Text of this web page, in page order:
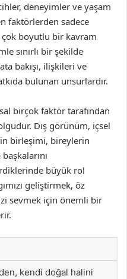
deneyimler ve yaşam
faktörlerden sadece
çok boyutlu bir kavram
sınırlı bir şekilde
bakışı, ilişkileri ve
bulunan unsurlardır.
birçok faktör tarafından
Dış görünüm, içsel
birleşimi, bireylerin
büyük rol
geliştirmek, öz
sevmek için önemli bir
kendi doğal halini